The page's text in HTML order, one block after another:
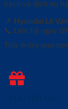
bạch và dịch vụ
📌 Hyundai Lê
📞 Liên hệ ngay
This entry was